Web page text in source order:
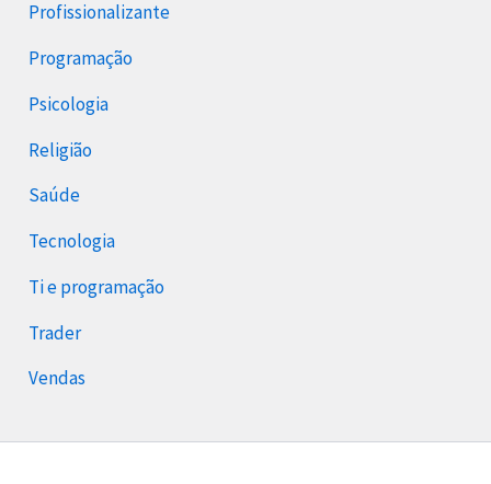
Profissionalizante
Programação
Psicologia
Religião
Saúde
Tecnologia
Ti e programação
Trader
Vendas